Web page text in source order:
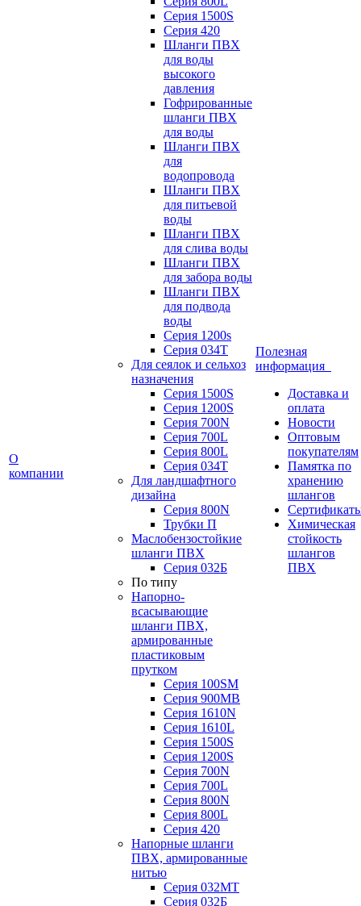
О
компании
Серия 1500S
Серия 420
Шланги ПВХ
для воды
высокого
давления
Гофрированные
шланги ПВХ
для воды
Шланги ПВХ
для
водопровода
Шланги ПВХ
для питьевой
воды
Шланги ПВХ
для слива воды
Шланги ПВХ
для забора воды
Шланги ПВХ
для подвода
воды
Серия 1200s
Серия 034Т
Для сеялок и сельхоз
назначения
Серия 1500S
Серия 1200S
Серия 700N
Серия 700L
Серия 800L
Серия 034T
Для ландшафтного
дизайна
Серия 800N
Трубки П
Маслобензостойкие
шланги ПВХ
Серия 032Б
По типу
Напорно-
всасывающие
шланги ПВХ,
армированные
пластиковым
прутком
Серия 100SM
Серия 900MB
Серия 1610N
Серия 1610L
Серия 1500S
Серия 1200S
Серия 700N
Серия 700L
Серия 800N
Серия 800L
Серия 420
Напорные шланги
ПВХ, армированные
нитью
Серия 032МТ
Серия 032Б
Полезная
информация
Доставка и
оплата
Новости
Оптовым
покупателям
Памятка по
хранению
шлангов
Химическая
стойкость
шлангов
ПВХ